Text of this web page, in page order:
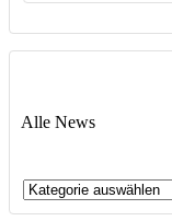
Alle News
Alle